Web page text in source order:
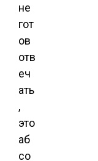
не
гот
ов
отв
еч
ать
,
это
аб
со